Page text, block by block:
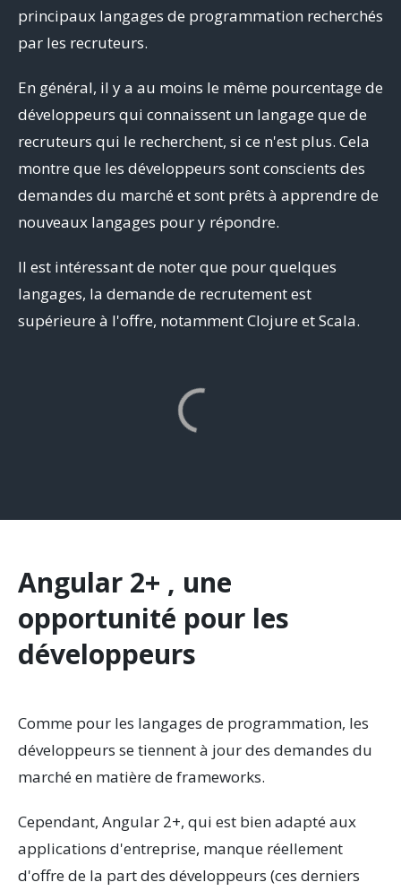
principaux langages de programmation recherchés
par les recruteurs.
En général, il y a au moins le même pourcentage de
développeurs qui connaissent un langage que de
recruteurs qui le recherchent, si ce n'est plus. Cela
montre que les développeurs sont conscients des
demandes du marché et sont prêts à apprendre de
nouveaux langages pour y répondre.
Il est intéressant de noter que pour quelques
langages, la demande de recrutement est
supérieure à l'offre, notamment Clojure et Scala.
Angular 2+ , une
opportunité pour les
développeurs
Comme pour les langages de programmation, les
développeurs se tiennent à jour des demandes du
marché en matière de frameworks.
Cependant, Angular 2+, qui est bien adapté aux
applications d'entreprise, manque réellement
d'offre de la part des développeurs (ces derniers